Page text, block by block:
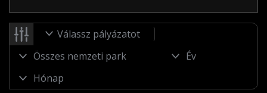
Válassz pályázatot